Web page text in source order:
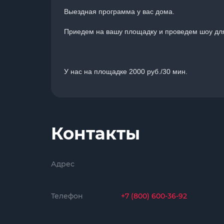
Выездная программа у вас дома.
Приедем на вашу площадку и проведем шоу
У нас на площадке 2000 руб./30 мин.
Контакты
Адрес
Телефон +7 (800) 600-36-92